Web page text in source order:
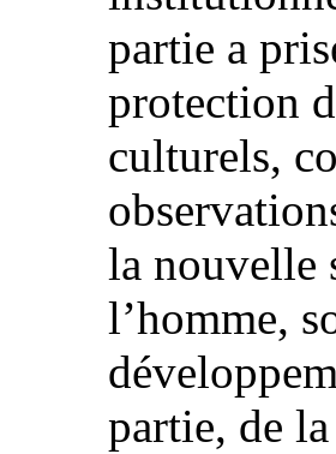
partie a
protection
culturels,
la nouvelle
l’homme,
partie, de